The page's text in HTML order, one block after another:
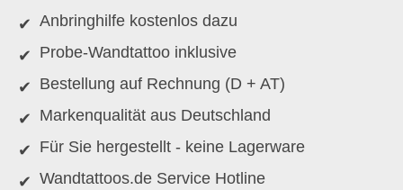
Anbringhilfe kostenlos dazu
Probe-Wandtattoo inklusive
Bestellung auf Rechnung (D + AT)
Markenqualität aus Deutschland
Für Sie hergestellt - keine Lagerware
Wandtattoos.de Service Hotline